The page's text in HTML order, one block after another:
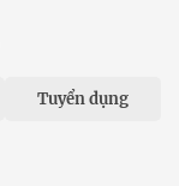
Tuyển dụng